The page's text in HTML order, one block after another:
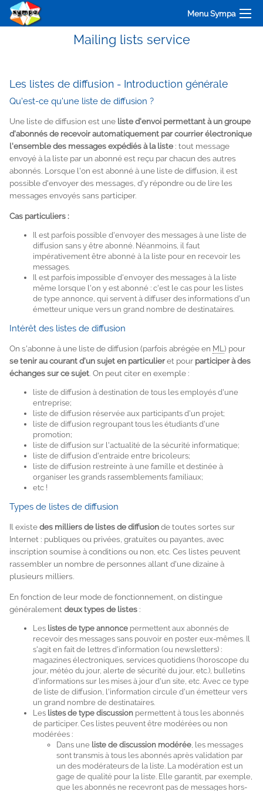
Menu Sympa
Mailing lists service
Les listes de diffusion - Introduction générale
Qu'est-ce qu'une liste de diffusion ?
Une liste de diffusion est une liste d'envoi permettant à un groupe
d'abonnés de recevoir automatiquement par courrier électronique
l'ensemble des messages expédiés à la liste : tout message
envoyé à la liste par un abonné est reçu par chacun des autres
abonnés. Lorsque l'on est abonné à une liste de diffusion, il est
possible d'envoyer des messages, d'y répondre ou de lire les
messages envoyés sans participer.
Cas particuliers :
Il est parfois possible d'envoyer des messages à une liste de
diffusion sans y être abonné. Néanmoins, il faut
impérativement être abonné à la liste pour en recevoir les
messages.
Il est parfois impossible d'envoyer des messages à la liste
même lorsque l'on y est abonné : c'est le cas pour les listes
de type annonce, qui servent à diffuser des informations d'un
émetteur unique vers un grand nombre de destinataires.
Intérêt des listes de diffusion
On s'abonne à une liste de diffusion (parfois abrégée en ML ) pour
se tenir au courant d'un sujet en particulieret pour participer à des
échanges sur ce sujet . On peut citer en exemple :
liste de diffusion à destination de tous les employés d'une
entreprise;
liste de diffusion réservée aux participants d'un projet;
liste de diffusion regroupant tous les étudiants d'une
promotion;
liste de diffusion sur l'actualité de la sécurité informatique;
liste de diffusion d'entraide entre bricoleurs;
liste de diffusion restreinte à une famille et destinée à
organiser les grands rassemblements familiaux;
etc !
Types de listes de diffusion
Il existedes milliers de listes de diffusionde toutes sortes sur
Internet : publiques ou privées, gratuites ou payantes, avec
inscription soumise à conditions ou non, etc. Ces listes peuvent
rassembler un nombre de personnes allant d'une dizaine à
plusieurs milliers.
En fonction de leur mode de fonctionnement, on distingue
généralement deux types de listes :
Les listes de type annonce permettent aux abonnés de
recevoir des messages sans pouvoir en poster eux-mêmes. Il
s'agit en fait de lettres d'information (ou newsletters) :
magazines électroniques, services quotidiens (horoscope du
jour, météo du jour, alerte de sécurité du jour, etc.), bulletins
d'informations sur les mises à jour d'un site, etc. Avec ce type
de liste de diffusion, l'information circule d'un émetteur vers
un grand nombre de destinataires.
Les listes de type discussion permettent à tous les abonnés
de participer. Ces listes peuvent être modérées ou non
modérées :
Dans une liste de discussion modérée, les messages
sont transmis à tous les abonnés après validation par
un des modérateurs de la liste. La modération est un
gage de qualité pour la liste. Elle garantit, par exemple,
que les abonnés ne recevront pas de messages hors-